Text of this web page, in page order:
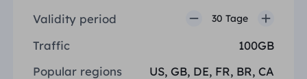
Validity period 30 Tage
Traffic
100GB
Popular regions
US, GB, DE, FR, BR, CA